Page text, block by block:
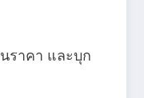
ราคา และบุก